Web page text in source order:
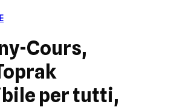
Cours,
per tutti,